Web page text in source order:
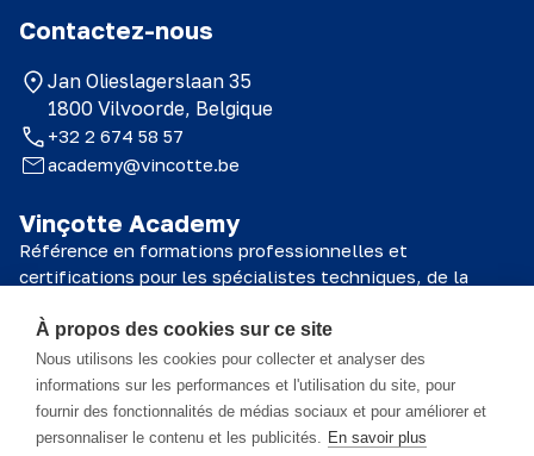
Vinçotte Academy
Référence en formations professionnelles et
certifications pour les spécialistes techniques, de la
© 2026 Vinçotte Academy
Contactez-nous
Jan Olieslagerslaan 35
1800 Vilvoorde, Belgique
+32 2 674 58 57
academy@vincotte.be
Le matériel de formation est la propriété de Vinçotte Academy SA et
toutes les informations qu'il contient sont confidentielles. Ce matériel
À propos des cookies sur ce site
Nous utilisons les cookies pour collecter et analyser des
informations sur les performances et l'utilisation du site, pour
fournir des fonctionnalités de médias sociaux et pour améliorer et
personnaliser le contenu et les publicités. En savoir plus